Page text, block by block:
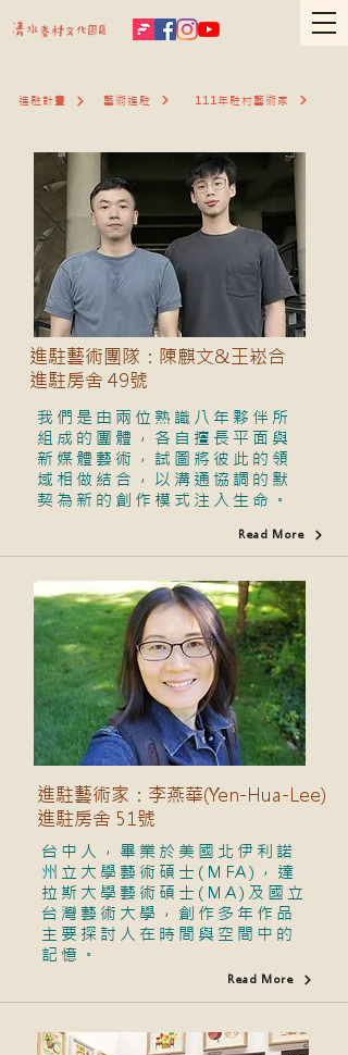
進駐計畫 藝術進駐 111年駐村藝術家
進駐藝術團隊：陳麒文&王崧合
進駐房舍 49號
我們是由兩位熟識八年夥伴所
組成的團體，各自擅長平面與
新媒體藝術，試圖將彼此的領
域相做結合，以溝通協調的默
契為新的創作模式注入生命。
Read More
進駐藝術家：李燕華(Yen-Hua-Lee)
進駐房舍 51號
台中人，畢業於美國北伊利諾
州立大學藝術碩士(MFA)，達
拉斯大學藝術碩士(MA)及國立
台灣藝術大學，創作多年作品
主要探討人在時間與空間中的
記憶。
Read More